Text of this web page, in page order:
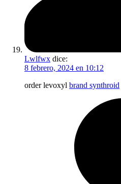
Lwlfwx dice:
8 febrero, 2024 en 10:12
order levoxyl brand synthroid